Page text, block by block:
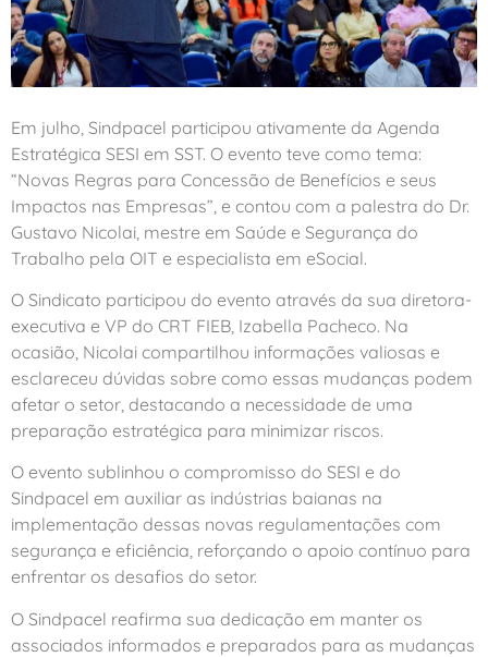
Em julho, Sindpacel participou ativamente da Agenda
Estratégica SESI em SST. O evento teve como tema:
“Novas Regras para Concessão de Benefícios e seus
Impactos nas Empresas”, e contou com a palestra do Dr.
Gustavo Nicolai, mestre em Saúde e Segurança do
Trabalho pela OIT e especialista em eSocial.
O Sindicato participou do evento através da sua diretora-
executiva e VP do CRT FIEB, Izabella Pacheco. Na
ocasião, Nicolai compartilhou informações valiosas e
esclareceu dúvidas sobre como essas mudanças podem
afetar o setor, destacando a necessidade de uma
preparação estratégica para minimizar riscos.
O evento sublinhou o compromisso do SESI e do
Sindpacel em auxiliar as indústrias baianas na
implementação dessas novas regulamentações com
segurança e eficiência, reforçando o apoio contínuo para
enfrentar os desafios do setor.
O Sindpacel reafirma sua dedicação em manter os
associados informados e preparados para as mudanças